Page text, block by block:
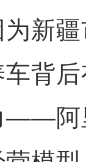
新疆
背
——阿